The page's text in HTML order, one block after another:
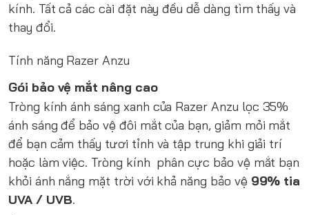
kính. Tất cả các cài đặt này đều dễ dàng tìm thấy và
thay đổi.
Tính năng Razer Anzu
Gói bảo vệ mắt nâng cao
Tròng kính ánh sáng xanh của Razer Anzu lọc 35%
ánh sáng để bảo vệ đôi mắt của bạn, giảm mỏi mắt
để bạn cảm thấy tươi tỉnh và tập trung khi giải trí
hoặc làm việc. Tròng kính phân cực bảo vệ mắt bạn
khỏi ánh nắng mặt trời với khả năng bảo vệ 99% tia
UVA / UVB.